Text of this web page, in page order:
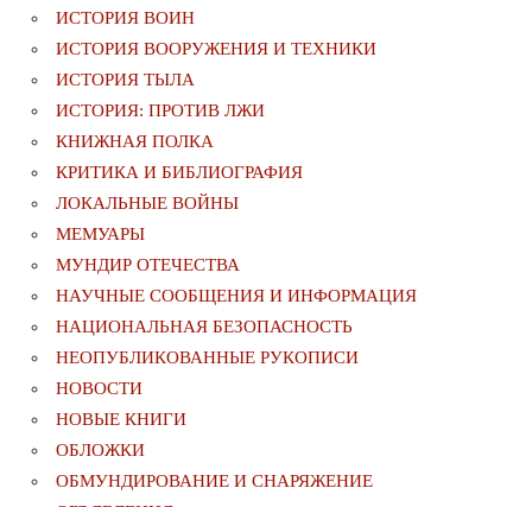
ИСТОРИЯ ВОИН
ИСТОРИЯ ВООРУЖЕНИЯ И ТЕХНИКИ
ИСТОРИЯ ТЫЛА
ИСТОРИЯ: ПРОТИВ ЛЖИ
КНИЖНАЯ ПОЛКА
КРИТИКА И БИБЛИОГРАФИЯ
ЛОКАЛЬНЫЕ ВОЙНЫ
МЕМУАРЫ
МУНДИР ОТЕЧЕСТВА
НАУЧНЫЕ СООБЩЕНИЯ И ИНФОРМАЦИЯ
НАЦИОНАЛЬНАЯ БЕЗОПАСНОСТЬ
НЕОПУБЛИКОВАННЫЕ РУКОПИСИ
НОВОСТИ
НОВЫЕ КНИГИ
ОБЛОЖКИ
ОБМУНДИРОВАНИЕ И СНАРЯЖЕНИЕ